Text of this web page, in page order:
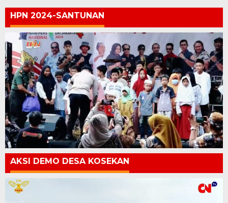
HPN 2024-SANTUNAN
AKSI DEMO DESA KOSEKAN